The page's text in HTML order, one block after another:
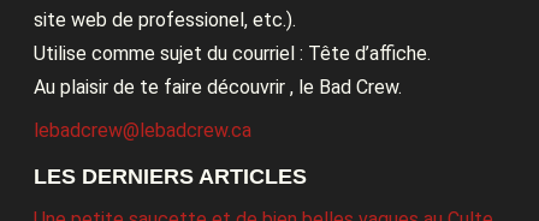
site web de professionel, etc.).
Utilise comme sujet du courriel : Tête d’affiche.
Au plaisir de te faire découvrir , le Bad Crew.
lebadcrew@lebadcrew.ca
LES DERNIERS ARTICLES